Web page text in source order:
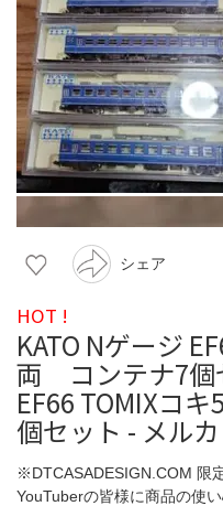
シェア
HOT !
KATO Nゲージ
両 コンテナ7個
EF66 TOMIXコ
個セット - メルカ
※DTCASADESIGN.COM 限
YouTuberの皆様に商品の使